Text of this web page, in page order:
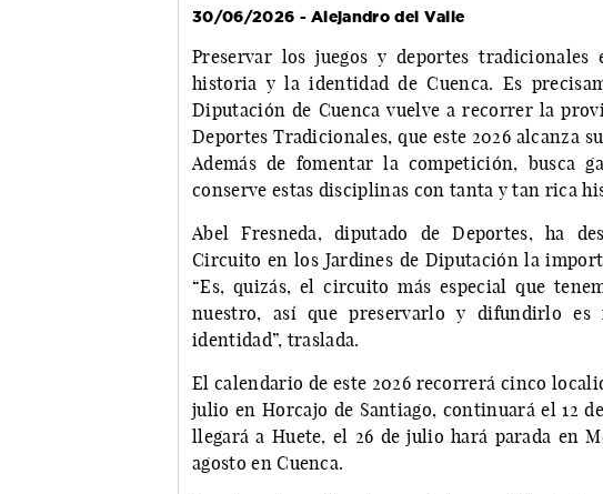
30/06/2026 - Alejandro del Valle
Preservar los juegos y deportes
historia y la identidad de Cuenca. Es
Diputación de Cuenca vuelve a recorrer la
Deportes Tradicionales, que este 2026 alcanza
Además de fomentar la competición, busca
conserve estas disciplinas con tanta y tan rica
Abel Fresneda, diputado de Deportes, ha
Circuito en los Jardines de Diputación la
“Es, quizás, el circuito más especial que
nuestro, así que preservarlo y difundirlo es
identidad”, traslada.
El calendario de este 2026 recorrerá cinco
julio en Horcajo de Santiago, continuará el 12
llegará a Huete, el 26 de julio hará parada en
agosto en Cuenca.